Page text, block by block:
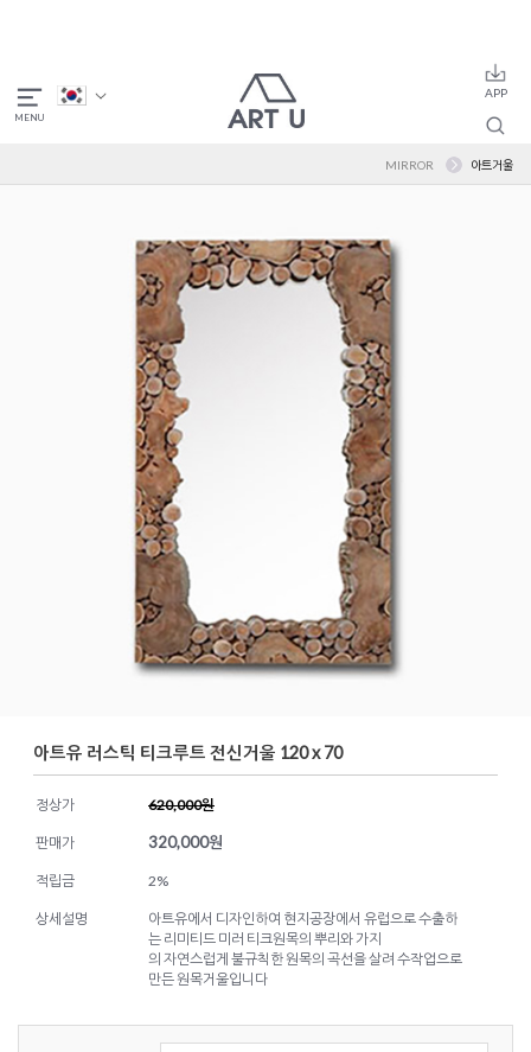
MIRROR 아트거울
아트유 러스틱 티크루트 전신거울 120 x 70
정상가 620,000원
판매가 320,000원
적립금 2%
상세설명
아트유에서 디자인하여 현지공장에서 유럽으로 수출하
는 리미티드 미러 티크원목의 뿌리와 가지
의 자연스럽게 불규칙한 원목의 곡선을 살려 수작업으로
만든 원목거울입니다